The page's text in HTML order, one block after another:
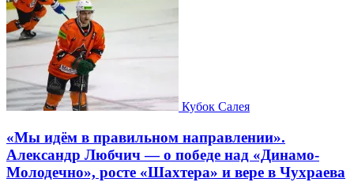
Кубок Салея
«Мы идём в правильном направлении».
Александр Любчич — о победе над «Динамо-
Молодечно», росте «Шахтера» и вере в Чухраева